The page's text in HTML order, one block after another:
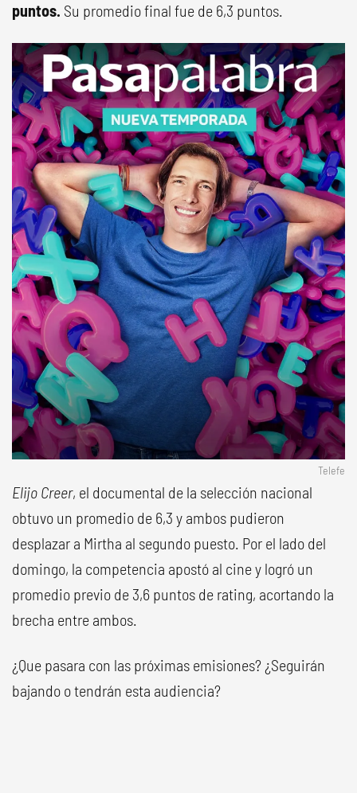
puntos. Su promedio final fue de 6,3 puntos.
Telefe
Elijo Creer, el documental de la selección nacional
obtuvo un promedio de 6,3 y ambos pudieron
desplazar a Mirtha al segundo puesto. Por el lado del
domingo, la competencia apostó al cine y logró un
promedio previo de 3,6 puntos de rating, acortando la
brecha entre ambos.
¿Que pasara con las próximas emisiones? ¿Seguirán
bajando o tendrán esta audiencia?